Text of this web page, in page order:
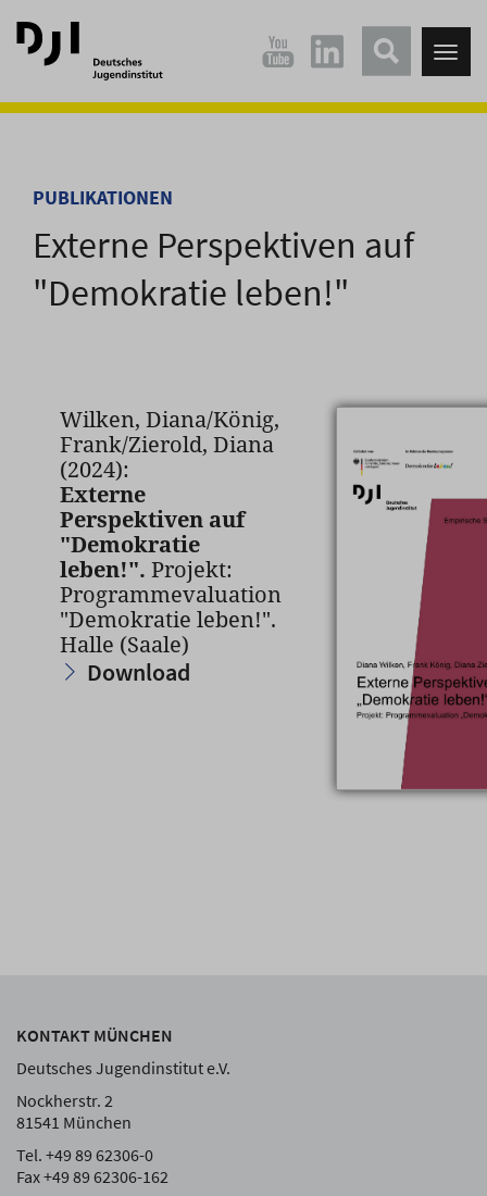
Direkt
zum
Hauptinhalt
Direkt
zum
Hauptmenü
PUBLIKATIONEN
Externe Perspektiven auf
"Demokratie leben!"
Wilken, Diana/König,
Frank/Zierold, Diana
(2024):
Externe
Perspektiven auf
"Demokratie
leben!". Projekt:
Programmevaluation
"Demokratie leben!".
Halle (Saale)
Download
KONTAKT MÜNCHEN
Deutsches Jugendinstitut e.V.
Nockherstr. 2
81541 München
Tel. +49 89 62306-0
Fax +49 89 62306-162